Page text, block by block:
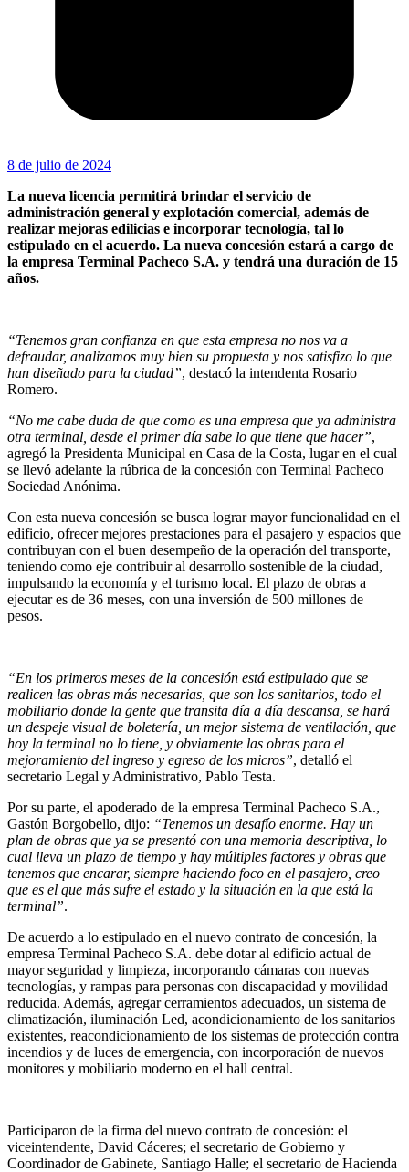
8 de julio de 2024
La nueva licencia permitirá brindar el servicio de
administración general y explotación comercial, además de
realizar mejoras edilicias e incorporar tecnología, tal lo
estipulado en el acuerdo. La nueva concesión estará a cargo de
la empresa Terminal Pacheco S.A. y tendrá una duración de 15
años.
“Tenemos gran confianza en que esta empresa no nos va a
defraudar, analizamos muy bien su propuesta y nos satisfizo lo que
han diseñado para la ciudad”, destacó la intendenta Rosario
Romero.
“No me cabe duda de que como es una empresa que ya administra
otra terminal, desde el primer día sabe lo que tiene que hacer”,
agregó la Presidenta Municipal en Casa de la Costa, lugar en el cual
se llevó adelante la rúbrica de la concesión con Terminal Pacheco
Sociedad Anónima.
Con esta nueva concesión se busca lograr mayor funcionalidad en el
edificio, ofrecer mejores prestaciones para el pasajero y espacios que
contribuyan con el buen desempeño de la operación del transporte,
teniendo como eje contribuir al desarrollo sostenible de la ciudad,
impulsando la economía y el turismo local. El plazo de obras a
ejecutar es de 36 meses, con una inversión de 500 millones de
pesos.
“En los primeros meses de la concesión está estipulado que se
realicen las obras más necesarias, que son los sanitarios, todo el
mobiliario donde la gente que transita día a día descansa, se hará
un despeje visual de boletería, un mejor sistema de ventilación, que
hoy la terminal no lo tiene, y obviamente las obras para el
mejoramiento del ingreso y egreso de los micros”, detalló el
secretario Legal y Administrativo, Pablo Testa.
Por su parte, el apoderado de la empresa Terminal Pacheco S.A.,
Gastón Borgobello, dijo: “Tenemos un desafío enorme. Hay un
plan de obras que ya se presentó con una memoria descriptiva, lo
cual lleva un plazo de tiempo y hay múltiples factores y obras que
tenemos que encarar, siempre haciendo foco en el pasajero, creo
que es el que más sufre el estado y la situación en la que está la
terminal”.
De acuerdo a lo estipulado en el nuevo contrato de concesión, la
empresa Terminal Pacheco S.A. debe dotar al edificio actual de
mayor seguridad y limpieza, incorporando cámaras con nuevas
tecnologías, y rampas para personas con discapacidad y movilidad
reducida. Además, agregar cerramientos adecuados, un sistema de
climatización, iluminación Led, acondicionamiento de los sanitarios
existentes, reacondicionamiento de los sistemas de protección contra
incendios y de luces de emergencia, con incorporación de nuevos
monitores y mobiliario moderno en el hall central.
Participaron de la firma del nuevo contrato de concesión: el
viceintendente, David Cáceres; el secretario de Gobierno y
Coordinador de Gabinete, Santiago Halle; el secretario de Hacienda